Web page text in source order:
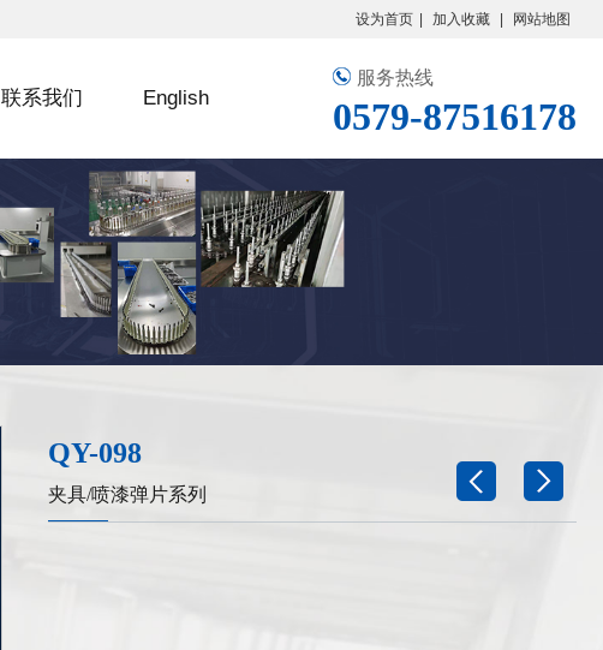
设为首页 加入收藏 网站地图
联系我们 English
服务热线
0579-87516178
QY-098
夹具/喷漆弹片系列